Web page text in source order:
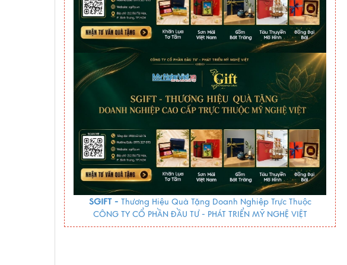
SGIFT - Thương Hiệu Quà Tặng Doanh Nghiệp Trực Thuộc
CÔNG TY CỔ PHẦN ĐẦU TƯ - PHÁT TRIỂN MỸ NGHỆ VIỆT